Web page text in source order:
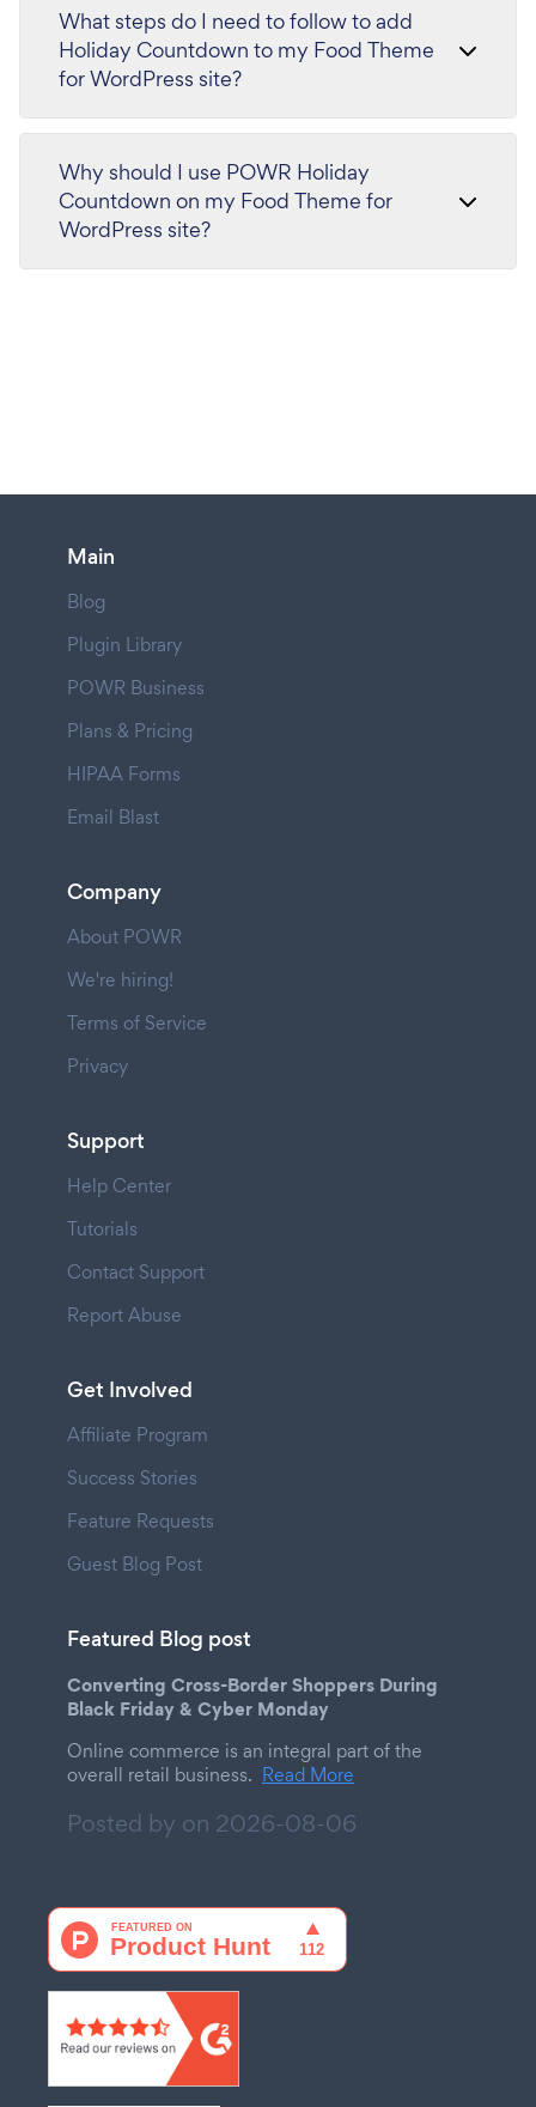
What steps do I need to follow to add
Holiday Countdown to my Food Theme
for WordPress site?
Why should I use POWR Holiday
Countdown on my Food Theme for
WordPress site?
Main
Blog
Plugin Library
POWR Business
Plans & Pricing
HIPAA Forms
Email Blast
Company
About POWR
We're hiring!
Terms of Service
Privacy
Support
Help Center
Tutorials
Contact Support
Report Abuse
Get Involved
Affiliate Program
Success Stories
Feature Requests
Guest Blog Post
Featured Blog post
Converting Cross-Border Shoppers During
Black Friday & Cyber Monday
Online commerce is an integral part of the
overall retail business. Read More
Posted by on 2026-08-06